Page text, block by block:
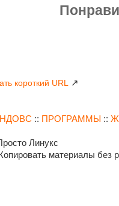
короткий URL ↗
:: ПРОГРАММЫ ::
Линукс
материалы без